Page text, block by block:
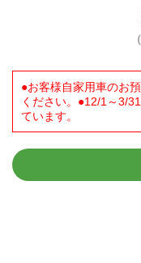
●お客様自家用車のお
ください。●12/1～3/
ています。